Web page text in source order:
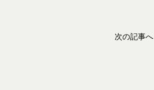
次の記事へ